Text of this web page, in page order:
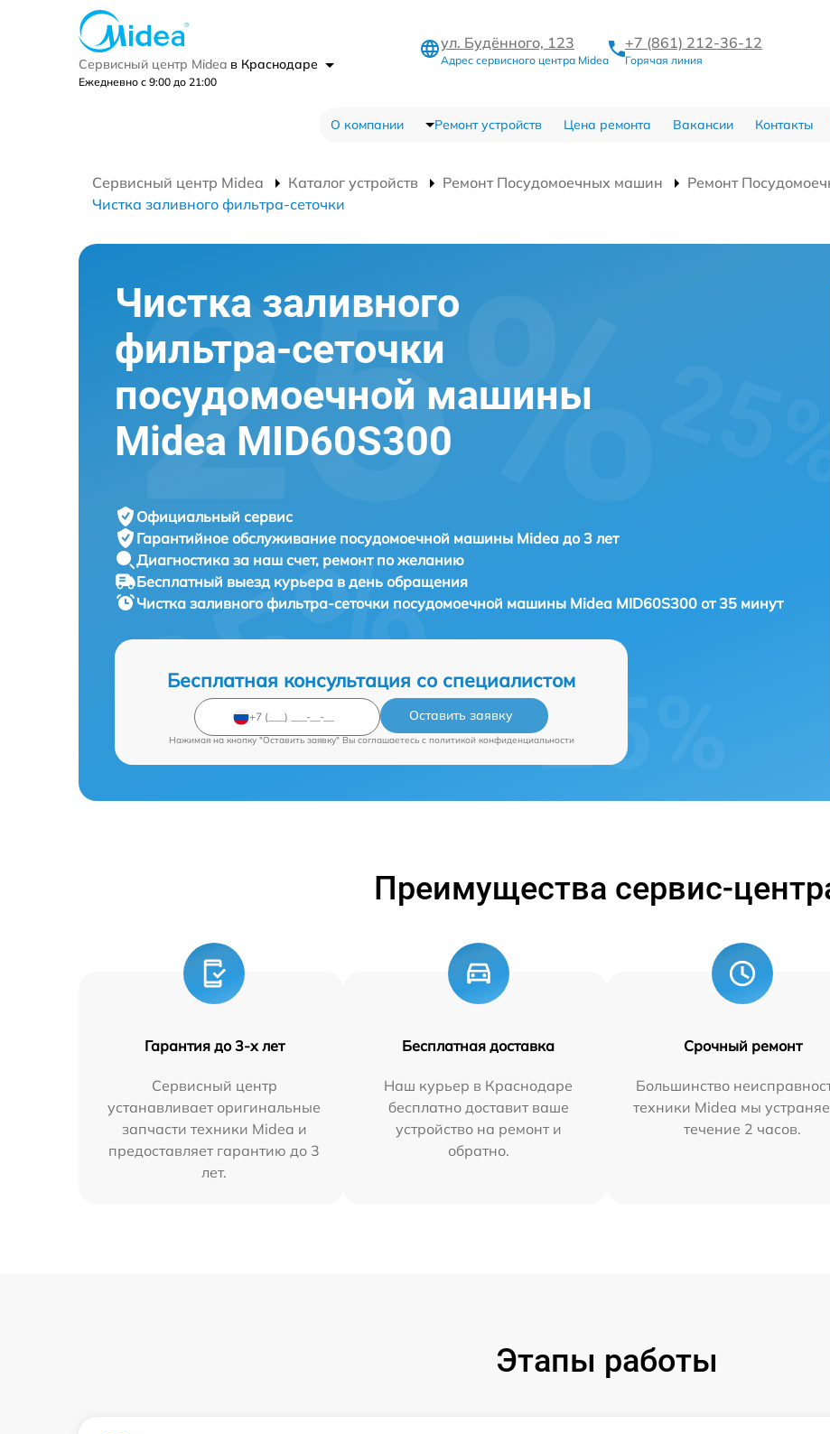
Сервисный центр Midea в Краснодаре
Ежедневно с 9:00 до 21:00
ул. Будённого, 123
Адрес сервисного центра Midea
+7 (861) 212-36-12
Горячая линия
О компании Ремонт устройств Цена ремонта Вакансии Контакты
Сервисный центр Midea Каталог устройств Ремонт Посудомоечных машин
Ремонт
Чистка заливного фильтра-сеточки
Чистка заливного
фильтра-сеточки
посудомоечной машины
Midea MID60S300
Официальный сервис
Гарантийное обслуживание посудомоечной машины Midea до 3 лет
Диагностика за наш счет, ремонт по желанию
Бесплатный выезд курьера в день обращения
Чистка заливного фильтра-сеточки посудомоечной машины Midea MID60S300 от 35 минут
Бесплатная консультация со специалистом
Оставить заявку
Нажимая на кнопку "Оставить заявку" Вы соглашаетесь c политикой конфиденциальности
Преимущества сервис-
Гарантия до 3-х лет
Сервисный центр
устанавливает оригинальные
запчасти техники Midea и
предоставляет гарантию до 3
лет.
Бесплатная доставка
Наш курьер в Краснодаре
бесплатно доставит ваше
устройство на ремонт и
обратно.
Срочный ремонт
Большинство
техники Midea мы
течение 2 часов.
Этапы работы